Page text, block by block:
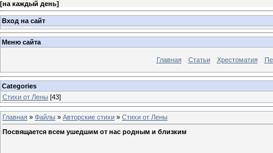
[на каждый день]
Вход на сайт
Меню сайта
Главная Статьи Хрестоматия
Categories
Стихи от Лены [43]
Главная » Файлы » Авторские стихи » Стихи от Лены
Посвящается всем ушедшим от нас родным и близким